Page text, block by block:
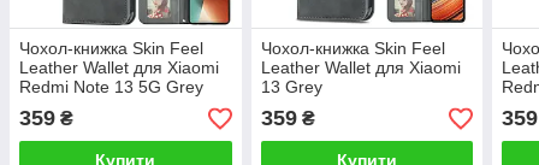
Чохол-книжка Skin Feel
Leather Wallet для Xiaomi
Redmi Note 13 5G Grey
359 ₴
Купити
Чохол-книжка Skin Feel
Leather Wallet для Xiaomi
13 Grey
359₴
Купити
Grey
359